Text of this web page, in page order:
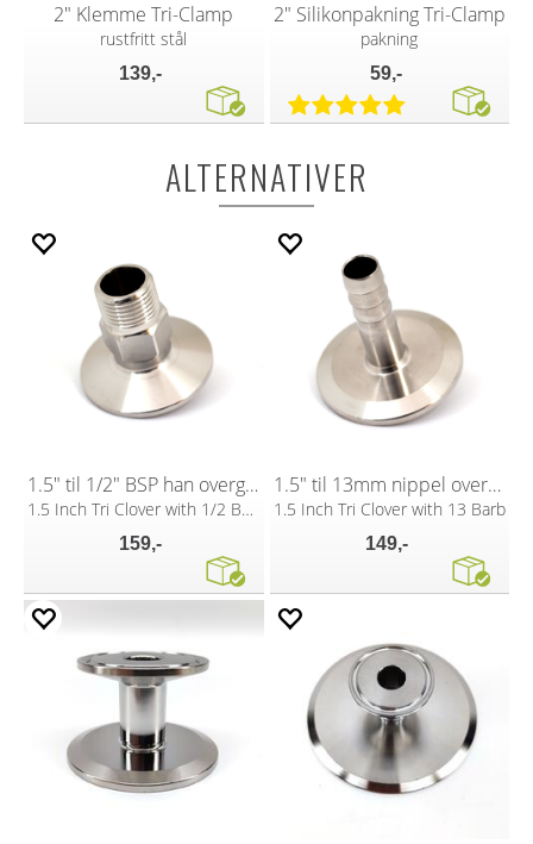
2" Klemme Tri-Clamp
rustfritt stål
139,-
2" Silikonpakning Tri-Clamp
pakning
59,-
ALTERNATIVER
1.5" til 1/2" BSP han overgang Tri-Clamp
1.5 Inch Tri Clover with 1/2 BSP Male
159,-
1.5" til 13mm nippel overgang Tri-Clamp
1.5 Inch Tri Clover with 13 Barb
149,-